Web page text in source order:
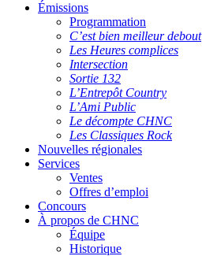
Émissions
Programmation
C’est bien meilleur debout
Les Heures complices
Intersection
Sortie 132
L’Entrepôt Country
L’Ami Public
Le décompte CHNC
Les Classiques Rock
Nouvelles régionales
Services
Ventes
Offres d’emploi
Concours
À propos de CHNC
Équipe
Historique